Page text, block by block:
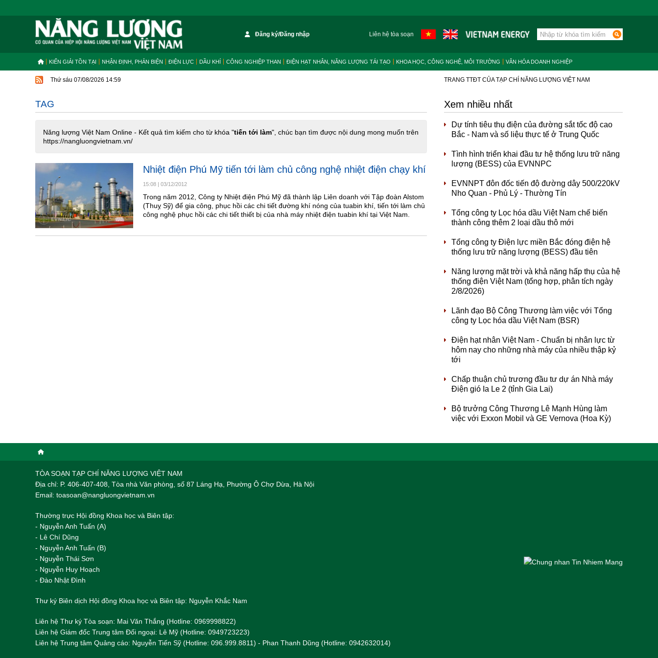
Đăng ký/Đăng nhập Liên hệ tòa soạn
KIẾN GIẢI TỒN TẠI NHẬN ĐỊNH, PHẢN BIỆN ĐIỆN LỰC DẦU KHÍ CÔNG NGHIỆP THAN ĐIỆN HẠT NHÂN, NĂNG LƯỢNG TÁI TẠO KHOA HỌC, CÔNG NGHỆ, MÔI TRƯỜNG VĂN HÓA DOANH NGHIỆP
Thứ sáu 07/08/2026 14:59 TRANG TTĐT CỦA TẠP CHÍ NĂNG LƯỢNG VIỆT NAM
TAG
Năng lượng Việt Nam Online - Kết quả tìm kiếm cho từ khóa "tiến tới làm", chúc bạn tìm được nội dung mong muốn trên
https://nangluongvietnam.vn/
Nhiệt điện Phú Mỹ tiến tới làm chủ công nghệ nhiệt điện chạy khí
15:08 | 03/12/2012
Trong năm 2012, Công ty Nhiệt điện Phú Mỹ đã thành lập Liên doanh với Tập đoàn Alstom
(Thuỵ Sỹ) để gia công, phục hồi các chi tiết đường khí nóng của tuabin khí, tiến tới làm chủ
công nghệ phục hồi các chi tiết thiết bị của nhà máy nhiệt điện tuabin khí tại Việt Nam.
Xem nhiều nhất
Dự tính tiêu thụ điện của đường sắt tốc độ cao
Bắc - Nam và số liệu thực tế ở Trung Quốc
Tình hình triển khai đầu tư hệ thống lưu trữ năng
lượng (BESS) của EVNNPC
EVNNPT đôn đốc tiến độ đường dây 500/220kV
Nho Quan - Phủ Lý - Thường Tín
Tổng công ty Lọc hóa dầu Việt Nam chế biến
thành công thêm 2 loại dầu thô mới
Tổng công ty Điện lực miền Bắc đóng điện hệ
thống lưu trữ năng lượng (BESS) đầu tiên
Năng lượng mặt trời và khả năng hấp thụ của hệ
thống điện Việt Nam (tổng hợp, phân tích ngày
2/8/2026)
Lãnh đạo Bộ Công Thương làm việc với Tổng
công ty Lọc hóa dầu Việt Nam (BSR)
Điện hạt nhân Việt Nam - Chuẩn bị nhân lực từ
hôm nay cho những nhà máy của nhiều thập kỷ
tới
Chấp thuận chủ trương đầu tư dự án Nhà máy
Điện gió Ia Le 2 (tỉnh Gia Lai)
Bộ trưởng Công Thương Lê Mạnh Hùng làm
việc với Exxon Mobil và GE Vernova (Hoa Kỳ)
TÒA SOẠN TẠP CHÍ NĂNG LƯỢNG VIỆT NAM
Địa chỉ: P. 406-407-408, Tòa nhà Văn phòng, số 87 Láng Hạ, Phường Ô Chợ Dừa, Hà Nội
Email: toasoan@nangluongvietnam.vn
Thường trực Hội đồng Khoa học và Biên tập:
​​​​​​- Nguyễn Anh Tuấn (A)
- Lê Chí Dũng
- Nguyễn Anh Tuấn (B)
- Nguyễn Thái Sơn
- Nguyễn Huy Hoạch
- Đào Nhật Đình
Thư ký Biên dịch Hội đồng Khoa học và Biên tập: Nguyễn Khắc Nam
Liên hệ Thư ký Tòa soạn: Mai Văn Thắng (Hotline: 0969998822)
Liên hệ Giám đốc Trung tâm Đối ngoại: Lê Mỹ (Hotline: 0949723223)
Liên hệ Trung tâm Quảng cáo: Nguyễn Tiến Sỹ (Hotline: 096.999.8811) - Phan Thanh Dũng (Hotline: 0942632014)